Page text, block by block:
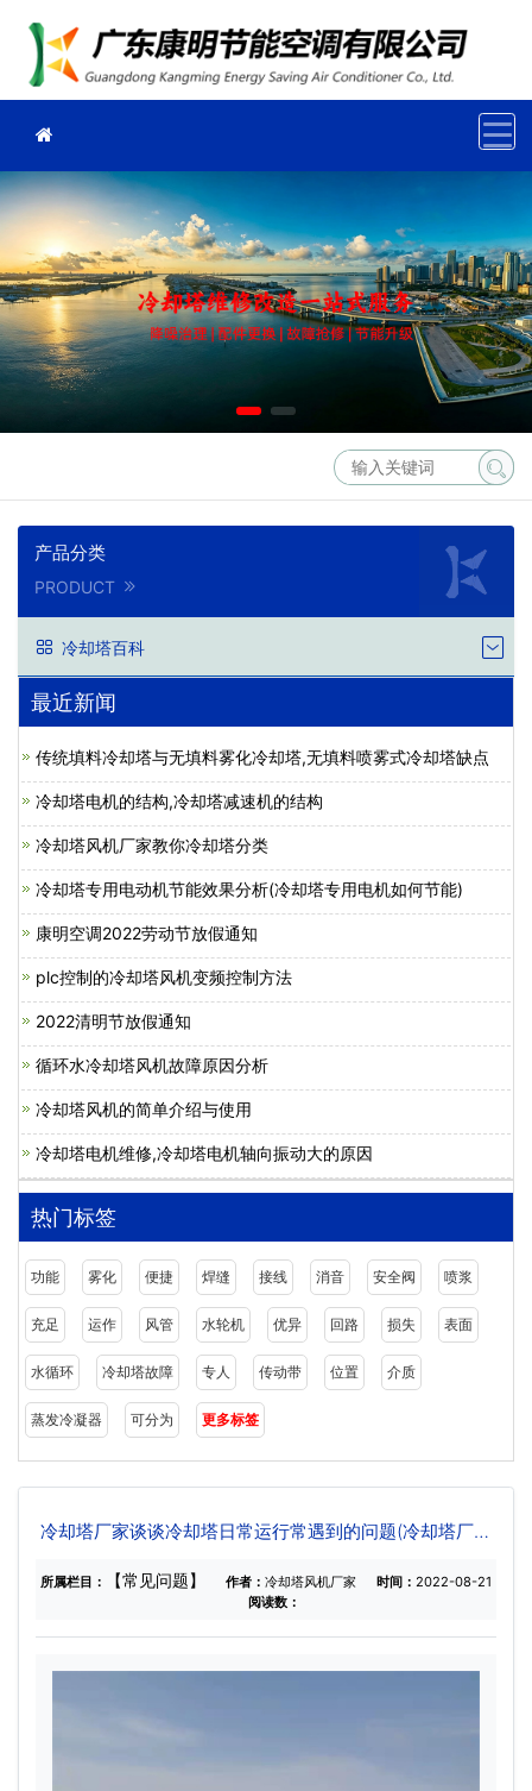
产品分类
PRODUCT
冷却塔百科
最近新闻
传统填料冷却塔与无填料雾化冷却塔,无填料喷雾式冷却塔缺点
冷却塔电机的结构,冷却塔减速机的结构
冷却塔风机厂家教你冷却塔分类
冷却塔专用电动机节能效果分析(冷却塔专用电机如何节能)
康明空调2022劳动节放假通知
plc控制的冷却塔风机变频控制方法
2022清明节放假通知
循环水冷却塔风机故障原因分析
冷却塔风机的简单介绍与使用
冷却塔电机维修,冷却塔电机轴向振动大的原因
热门标签
功能 雾化 便捷 焊缝 接线 消音 安全阀 喷浆
充足 运作 风管 水轮机 优异 回路 损失 表面
水循环 冷却塔故障 专人 传动带 位置 介质
蒸发冷凝器 可分为 更多标签
冷却塔厂家谈谈冷却塔日常运行常遇到的问题(冷却塔厂家
所属栏目： 【常见问题】 作者： 冷却塔风机厂家 时间： 2022-08-21
阅读数：